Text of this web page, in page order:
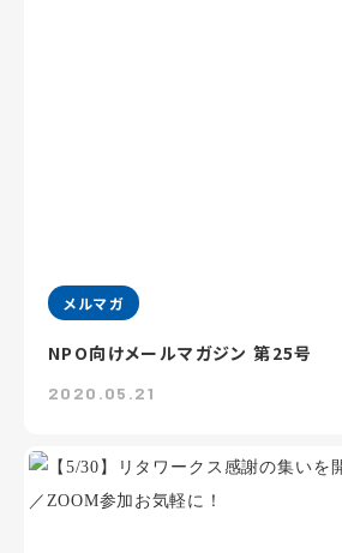
メルマガ
NPO向けメールマガジン 第25号
2020.05.21